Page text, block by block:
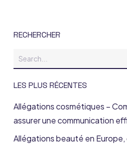
RECHERCHER
LES PLUS RÉCENTES
Allégations cosmétiques –
assurer une communication
Allégations beauté en